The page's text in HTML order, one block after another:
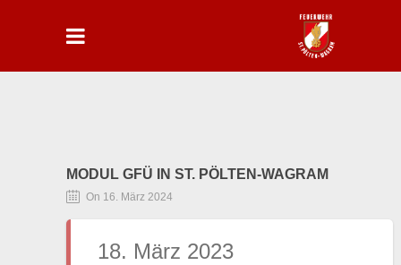
MODUL GFÜ IN ST. PÖLTEN-WAGRAM
On 16. März 2024
18. März 2023